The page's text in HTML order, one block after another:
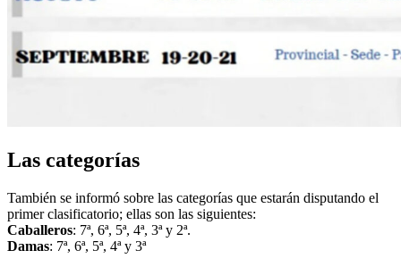
Las categorías
También se informó sobre las categorías que estarán disputando el
primer clasificatorio; ellas son las siguientes:
Caballeros: 7ª, 6ª, 5ª, 4ª, 3ª y 2ª.
Damas: 7ª, 6ª, 5ª, 4ª y 3ª